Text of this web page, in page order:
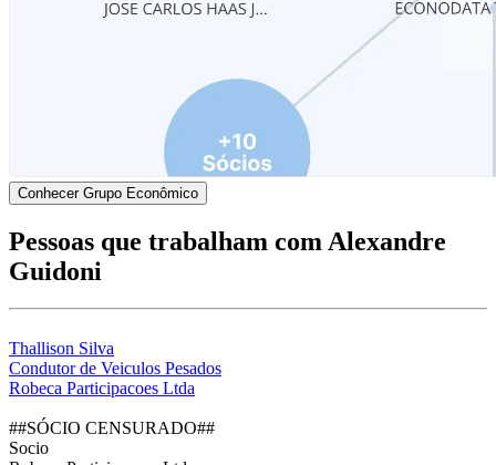
Conhecer Grupo Econômico
Pessoas que trabalham com Alexandre
Guidoni
Thallison Silva
Condutor de Veiculos Pesados
Robeca Participacoes Ltda
##SÓCIO CENSURADO##
Socio